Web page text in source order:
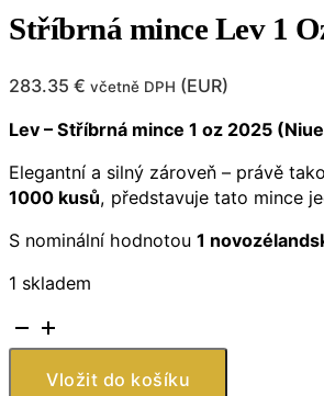
Stříbrná mince Lev 1
283.35 € včetně DPH (EUR)
Lev – Stříbrná mince 1 oz 2025
Elegantní a silný zároveň – právě
1000 kusů, představuje tato mince
S nominální hodnotou 1
1 skladem
Stříbrná
mince
Vložit do košíku